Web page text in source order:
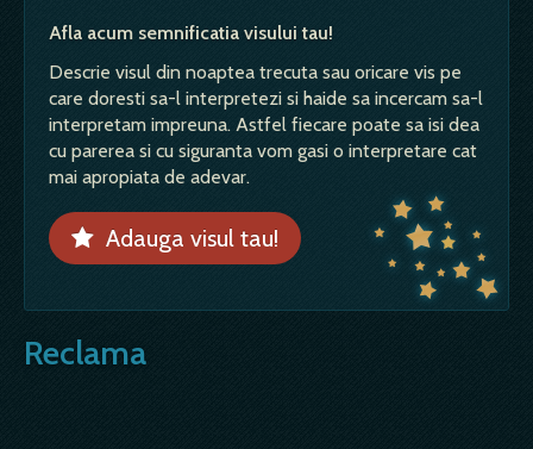
Afla acum semnificatia visului tau!
Descrie visul din noaptea trecuta sau oricare vis pe
care doresti sa-l interpretezi si haide sa incercam sa-l
interpretam impreuna. Astfel fiecare poate sa isi dea
cu parerea si cu siguranta vom gasi o interpretare cat
mai apropiata de adevar.
Adauga visul tau!
Reclama